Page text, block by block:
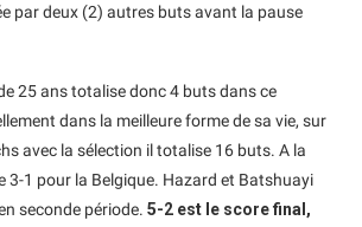
par deux (2) autres buts avant la pause
25 ans totalise donc 4 buts dans ce
dans la meilleure forme de sa vie, sur
avec la sélection il totalise 16 buts. A la
3-1 pour la Belgique. Hazard et Batshuayi
seconde période. 5-2 est le score final,